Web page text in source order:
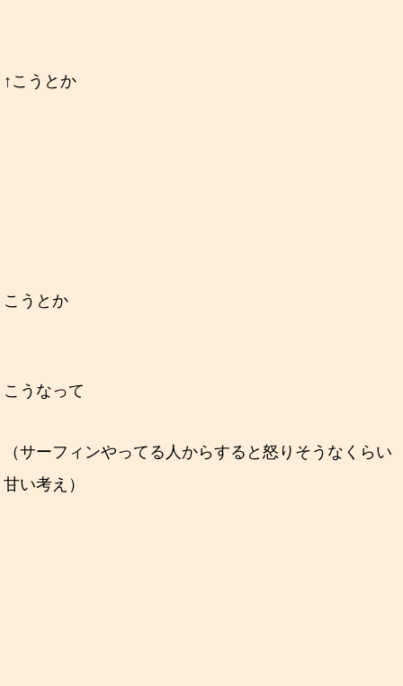
↑こうとか
こうとか
こうなって
（サーフィンやってる人からすると怒りそうなくらい
甘い考え）